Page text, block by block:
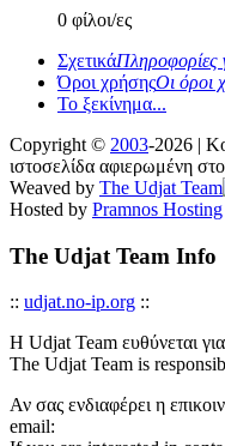
0 φίλοι/ες
ΣχετικάΠληροφορίες
Όροι χρήσηςΟι όροι
Το ξεκίνημα...
Copyright © 2003-2026 |
ιστοσελίδα αφιερωμένη
Weaved by The Udjat Team
Hosted by Pramnos Hosting
The Udjat Team Info
:: udjat.no-ip.org ::
Η Udjat Team ευθύνεται
The Udjat Team is
Αν σας ενδιαφέρει η
email: